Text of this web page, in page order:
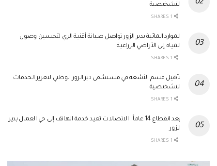
التشخيصية
الموارد المائية بدير الزور تواصل صيانة أقنية الري لتحسين وصول
المياه إلى الأراضي الزراعية
تأهيل قسم الأشعة في مستشفى دير الزور الوطني لتعزيز الخدمات
التشخيصية
بعد انقطاع 14 عاماً.. الاتصالات تعيد خدمة الهاتف إلى حي العمال بدير
الزور